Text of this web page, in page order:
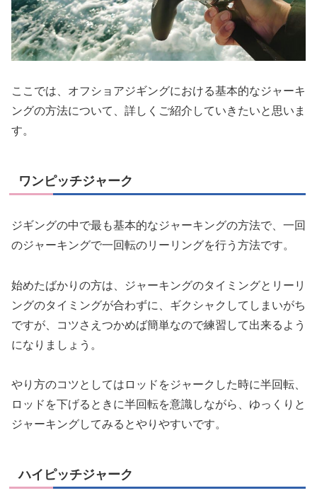
ここでは、オフショアジギングにおける基本的なジャーキ
ングの方法について、詳しくご紹介していきたいと思いま
す。
ワンピッチジャーク
ジギングの中で最も基本的なジャーキングの方法で、一回
のジャーキングで一回転のリーリングを行う方法です。
始めたばかりの方は、ジャーキングのタイミングとリーリ
ングのタイミングが合わずに、ギクシャクしてしまいがち
ですが、コツさえつかめば簡単なので練習して出来るよう
になりましょう。
やり方のコツとしてはロッドをジャークした時に半回転、
ロッドを下げるときに半回転を意識しながら、ゆっくりと
ジャーキングしてみるとやりやすいです。
ハイピッチジャーク